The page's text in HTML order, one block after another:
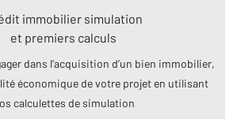
immobilier simulation
et premiers calculs
dans l’acquisition d’un bien immobilier,
économique de votre projet en utilisant
calculettes de simulation